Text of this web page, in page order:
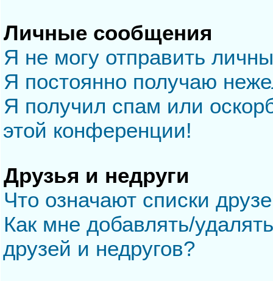
Личные сообщения
Я не могу отправить
Я постоянно получаю
Я получил спам или
этой конференции!
Друзья и недруги
Что означают списки
Как мне добавлять/
друзей и недругов?